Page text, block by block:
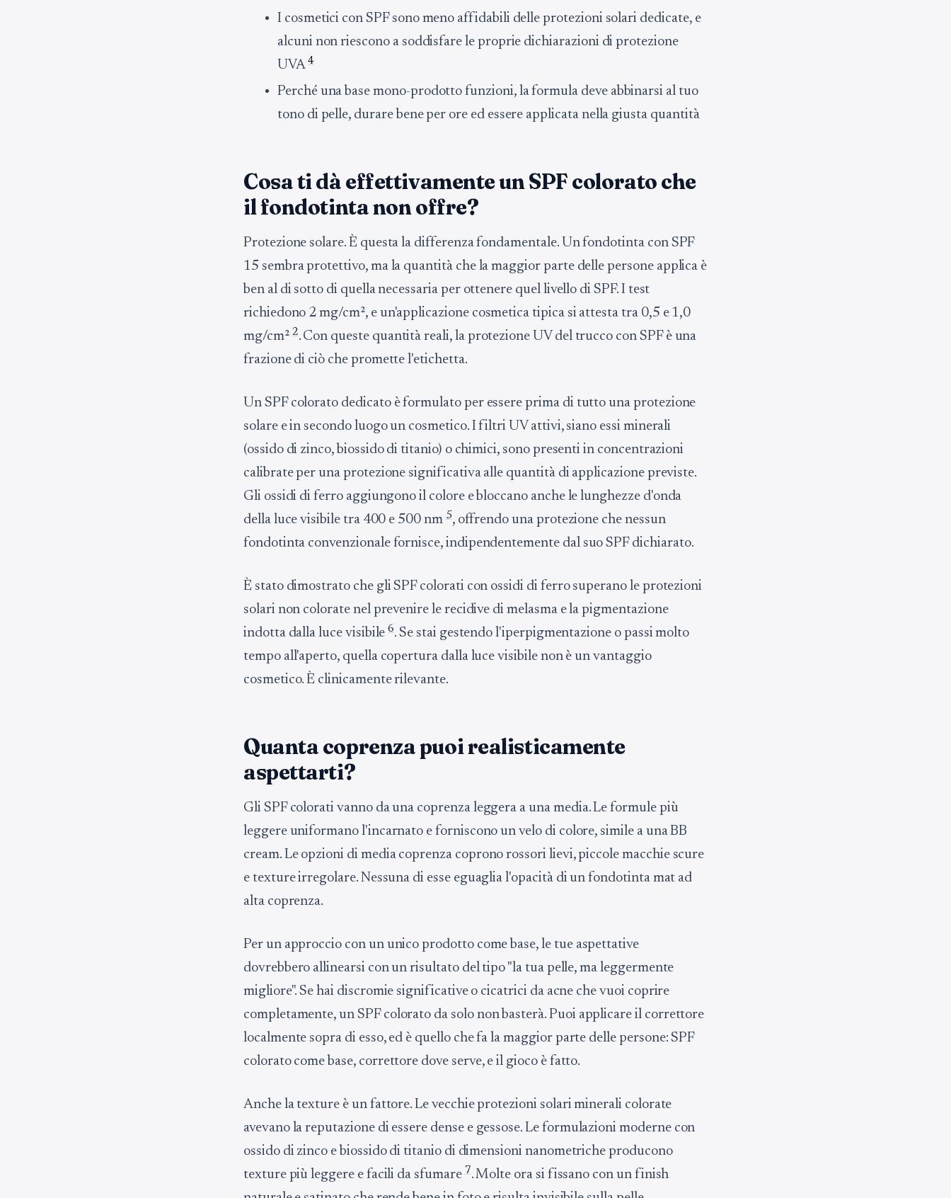
I cosmetici con SPF sono meno affidabili delle protezioni solari dedicate, e
alcuni non riescono a soddisfare le proprie dichiarazioni di protezione
UVA 4
Perché una base mono-prodotto funzioni, la formula deve abbinarsi al tuo
tono di pelle, durare bene per ore ed essere applicata nella giusta quantità
Cosa ti dà effettivamente un SPF colorato che
il fondotinta non offre?
Protezione solare. È questa la differenza fondamentale. Un fondotinta con SPF
15 sembra protettivo, ma la quantità che la maggior parte delle persone applica è
ben al di sotto di quella necessaria per ottenere quel livello di SPF. I test
richiedono 2 mg/cm², e un'applicazione cosmetica tipica si attesta tra 0,5 e 1,0
mg/cm² 2. Con queste quantità reali, la protezione UV del trucco con SPF è una
frazione di ciò che promette l'etichetta.
Un SPF colorato dedicato è formulato per essere prima di tutto una protezione
solare e in secondo luogo un cosmetico. I filtri UV attivi, siano essi minerali
(ossido di zinco, biossido di titanio) o chimici, sono presenti in concentrazioni
calibrate per una protezione significativa alle quantità di applicazione previste.
Gli ossidi di ferro aggiungono il colore e bloccano anche le lunghezze d'onda
della luce visibile tra 400 e 500 nm 5, offrendo una protezione che nessun
fondotinta convenzionale fornisce, indipendentemente dal suo SPF dichiarato.
È stato dimostrato che gli SPF colorati con ossidi di ferro superano le protezioni
solari non colorate nel prevenire le recidive di melasma e la pigmentazione
indotta dalla luce visibile6. Se stai gestendo l'iperpigmentazione o passi molto
tempo all'aperto, quella copertura dalla luce visibile non è un vantaggio
cosmetico. È clinicamente rilevante.
Quanta coprenza puoi realisticamente
aspettarti?
Gli SPF colorati vanno da una coprenza leggera a una media. Le formule più
leggere uniformano l'incarnato e forniscono un velo di colore, simile a una BB
cream. Le opzioni di media coprenza coprono rossori lievi, piccole macchie scure
e texture irregolare. Nessuna di esse eguaglia l'opacità di un fondotinta mat ad
alta coprenza.
Per un approccio con un unico prodotto come base, le tue aspettative
dovrebbero allinearsi con un risultato del tipo "la tua pelle, ma leggermente
migliore". Se hai discromie significative o cicatrici da acne che vuoi coprire
completamente, un SPF colorato da solo non basterà. Puoi applicare il correttore
localmente sopra di esso, ed è quello che fa la maggior parte delle persone: SPF
colorato come base, correttore dove serve, e il gioco è fatto.
Anche la texture è un fattore. Le vecchie protezioni solari minerali colorate
avevano la reputazione di essere dense e gessose. Le formulazioni moderne con
ossido di zinco e biossido di titanio di dimensioni nanometriche producono
texture più leggere e facili da sfumare 7. Molte ora si fissano con un finish